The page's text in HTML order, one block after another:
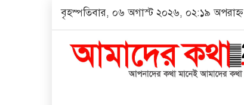
বৃহস্পতিবার, ০৬ অগাস্ট ২০২৬, ০২:১৯ অপরাহ্ন